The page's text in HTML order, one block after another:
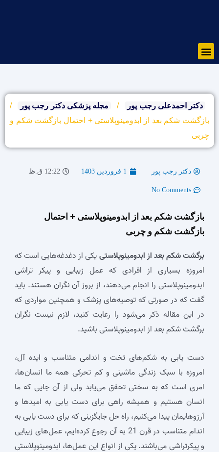
Menu
دکتر احمدعلی رجب پور / مجله پزشکی دکتر رجب پور
/
بازگشت شکم بعد از ابدومینوپلاستی + احتمال بازگشت شکم و
چربی
دکتر رجب پور 1 فروردین 1403 12:22 ق.ظ
No Comments
بازگشت شکم بعد از ابدومینوپلاستی + احتمال
بازگشت شکم و چربی
برگشت شکم بعد از ابدومینوپلاستییکی از دغدغه‌هایی است که
امروزه بسیاری از افرادی که عمل زیبایی و پیکر تراشی
ابدومینوپلاستی را انجام می‌دهند، از بروز آن نگران هستند. باید
گفت که در صورتی که توصیه‌های پزشک و همچنین مواردی که
در این مقاله ذکر می‌شود را رعایت کنید، لازم نیست نگران
برگشت شکم بعد از ابدومینوپلاستی باشید.
دست یابی به شکم‌های تخت و اندامی متناسب و ایده آل،
امروزه با سبک زندگی ماشینی و کم تحرکی همه ما انسان‌ها،
امری است که به سختی تحقق می‌یابد ولی از آن جایی که ما
انسان هستیم و همیشه راهی برای دست یابی به امیدها و
آرزوهایمان پیدا می‌کنیم، راه حل جایگزینی که برای دست یابی به
اندام متناسب در قرن 21 به آن رجوع کرده‌ایم، عمل‌های زیبایی
و پیکرتراشی می‌باشند. یکی از انواع این عمل‌ها، ابدومینوپلاستی